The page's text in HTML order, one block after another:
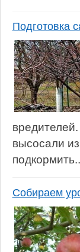
Подготовка
высосали
Собираем